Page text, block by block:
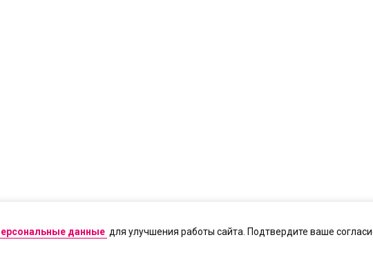
данные для улучшения работы сайта. Подтвердите ваше